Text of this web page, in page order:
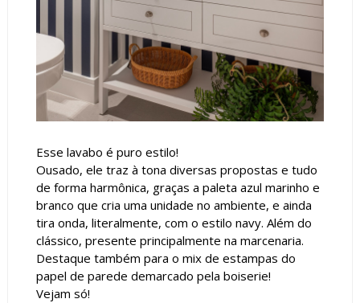
Esse lavabo é puro estilo!
Ousado, ele traz à tona diversas propostas e tudo
de forma harmônica, graças a paleta azul marinho e
branco que cria uma unidade no ambiente, e ainda
tira onda, literalmente, com o estilo navy. Além do
clássico, presente principalmente na marcenaria.
Destaque também para o mix de estampas do
papel de parede demarcado pela boiserie!
Vejam só!